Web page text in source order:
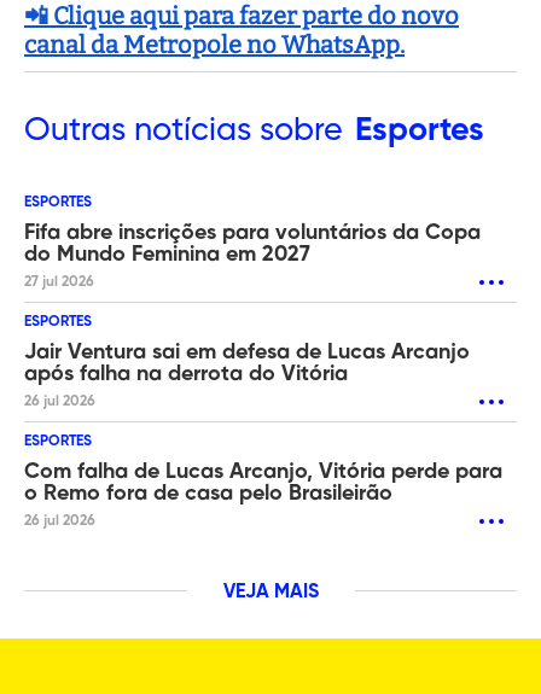
📲 Clique aqui para fazer parte do novo
canal da Metropole no WhatsApp.
Outras notícias sobre Esportes
ESPORTES
Fifa abre inscrições para voluntários da Copa
do Mundo Feminina em 2027
27 jul 2026
ESPORTES
Jair Ventura sai em defesa de Lucas Arcanjo
após falha na derrota do Vitória
26 jul 2026
ESPORTES
Com falha de Lucas Arcanjo, Vitória perde para
o Remo fora de casa pelo Brasileirão
26 jul 2026
VEJA MAIS